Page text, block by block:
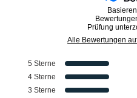
Prüfung
Alle Bewertungen
5 Sterne
4 Sterne
3 Sterne